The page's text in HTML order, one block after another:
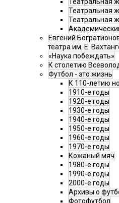
Театральная
Театральная
Театральная
Евгений
театра им. Е.
«Наука побеждать»
К столетию
Футбол - это жизнь
К 110-летию
1910-е годы
1920-е годы
1930-е годы
1940-е годы
1950-е годы
1960-е годы
1970-е годы
Кожаный мяч
1980-е годы
1990-е годы
2000-е годы
Архивы о
Фотофутбол